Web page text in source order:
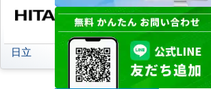
日立 三菱重工